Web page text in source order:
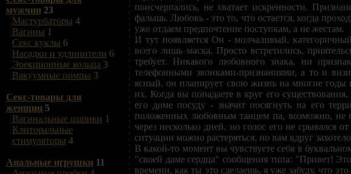
мужчин 23
Мастурбаторы 4
Вагины 1
Секс куклы 6
Насадки и удлинители 6
Эрекционные кольца 3
Вакуумные помпы 3
Секс-товары для
женщин 5
Вагинальные шарики 1
Клиторальные
стимуляторы 4
Анальные игрушки 11
поисчерпались, не хватает искренности.
фальшь. Любовь - это то, что остается, когда
уже отдаем предпочтение поступкам, а не жестам.
И тут появляется Он - молчаливый,
всего лишь маска. Просто встретились,
требует. Никакого любовного знака, ни
телефонными звонками-признаниями, а то и
ясный, он планирует свою жизнь на многие годы
их. Когда вы попадаете в круг его
его доме посуду - значит посягнуть на его
положенных любовным танцем па, возможно, не
через несколько дней, но голос его не срывался
ситуации можно растеряться, но вам вдруг
В какой-то момент вы чувствуете себя в
"своей даме сердца" сообщения типа: "Привет!
времени, как ты это сделаешь, я уже забуду, что